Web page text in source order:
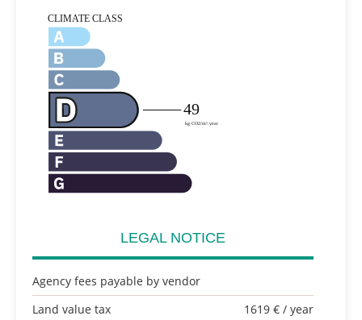
LEGAL NOTICE
Agency fees payable by vendor
Land value tax
1619 € / year